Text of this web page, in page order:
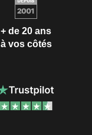
+ de 20 ans
à vos côtés